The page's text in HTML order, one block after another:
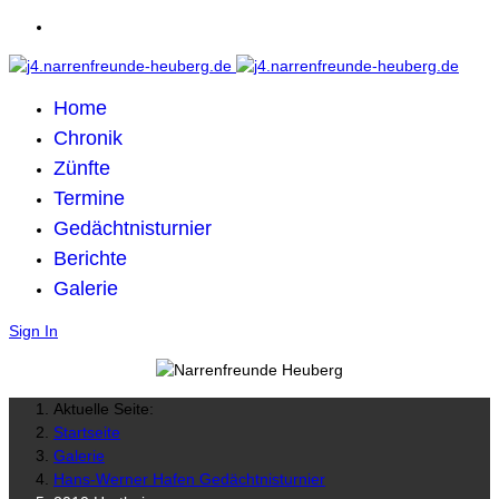
Home
Chronik
Zünfte
Termine
Gedächtnisturnier
Berichte
Galerie
Sign In
Aktuelle Seite:
Startseite
Galerie
Hans-Werner Hafen Gedächtnisturnier